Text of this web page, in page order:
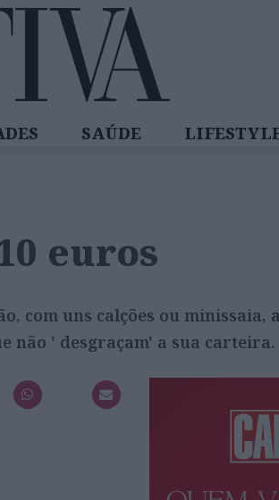
SAÚDE
euros
com uns calções ou minissaia,
não ' desgraçam' a sua carteira.